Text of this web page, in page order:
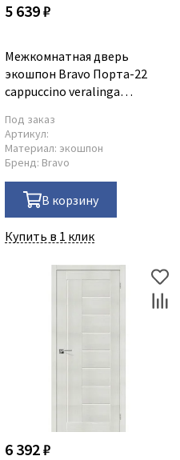
5 639 ₽
Межкомнатная дверь
экошпон Bravo Порта-22
cappuccino veralinga
Под заказ
Артикул:
Материал: экошпон
Бренд: Bravo
В корзину
Купить в 1 клик
6 392 ₽